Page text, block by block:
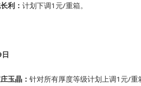
利： 计划下调1元/重箱。
玉晶： 针对所有厚度等级计划上调1元/重